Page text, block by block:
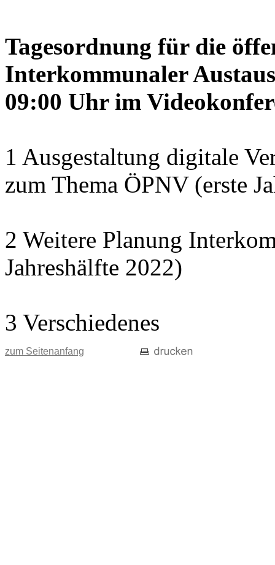
Tagesordnung für die
Interkommunaler
09:00 Uhr im
1 Ausgestaltung digitale
zum Thema ÖPNV (erste
2 Weitere Planung
Jahreshälfte 2022)
3 Verschiedenes
zum Seitenanfang